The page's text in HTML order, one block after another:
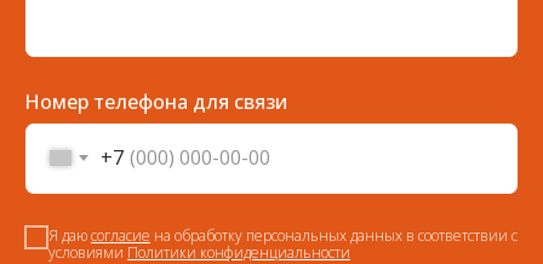
Номер телефона для связи
+7
Я даюсогласие на обработку персональных данных в соответствии с
условиями Политики конфиденциальности